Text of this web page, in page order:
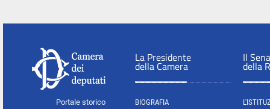
Portale storico
La Presidente
della Camera
BIOGRAFIA
Il
della